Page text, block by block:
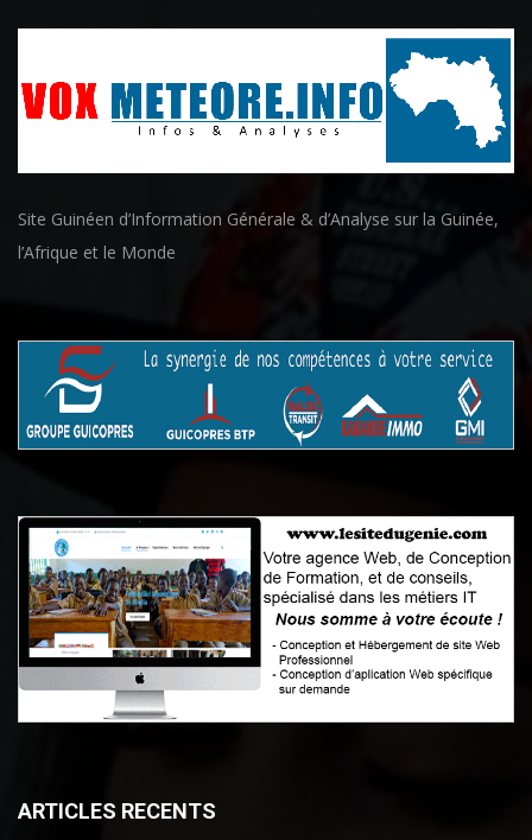
Site Guinéen d’Information Générale & d’Analyse sur la Guinée,
l’Afrique et le Monde
ARTICLES RECENTS